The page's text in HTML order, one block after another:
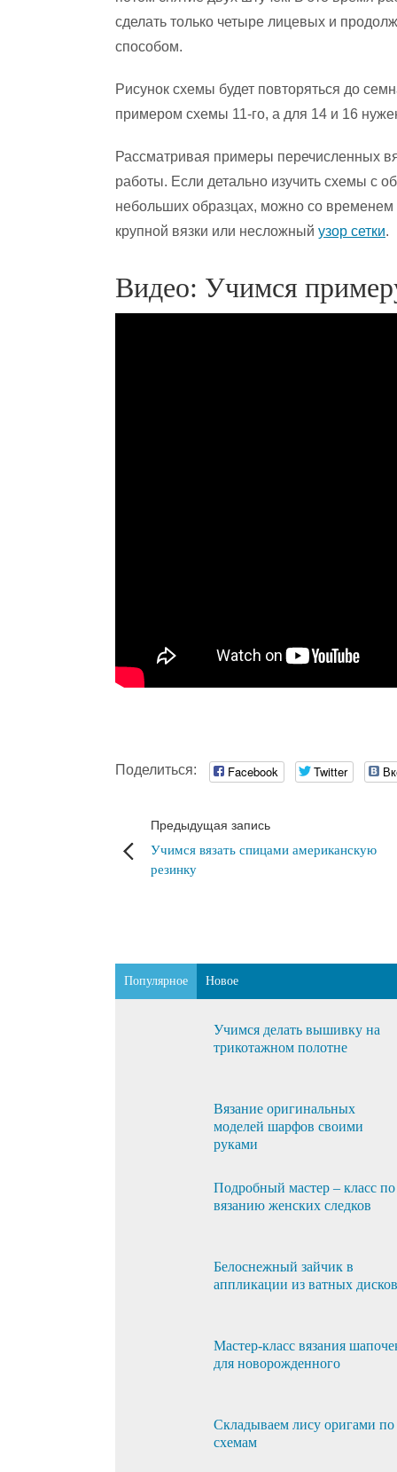
сделать только четыре лицевых и
способом.
Рисунок схемы будет повторяться до
примером схемы 11-го, а для 14 и 16
Рассматривая примеры перечисленных
работы. Если детально изучить схемы с
небольших образцах, можно со
крупной вязки или несложный узор сетки.
Видео: Учимся
Поделиться: Facebook Twitter
Предыдущая запись
Учимся вязать спицами американскую
резинку
Популярное Новое
Учимся делать вышивку на
трикотажном полотне
Вязание оригинальных
моделей шарфов своими
руками
Подробный мастер – класс по
вязанию женских следков
Белоснежный зайчик в
аппликации из ватных дисков
Мастер-класс вязания
для новорожденного
Складываем лису оригами по
схемам